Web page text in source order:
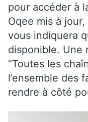
pour accéder à
Oqee mis à
vous indiquera
disponible. Une
“Toutes les
l’ensemble des
rendre à côté